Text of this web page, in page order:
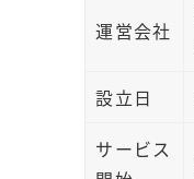
運営会社
設立日
サービス